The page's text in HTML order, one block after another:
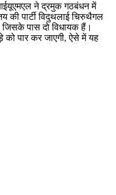
आईयूएमएल ने द्रमुक गठबंधन में
की पार्टी विदुथलाई चिरुथैगल
पास दो विधायक हैं।
पार कर जाएगी, ऐसे में यह